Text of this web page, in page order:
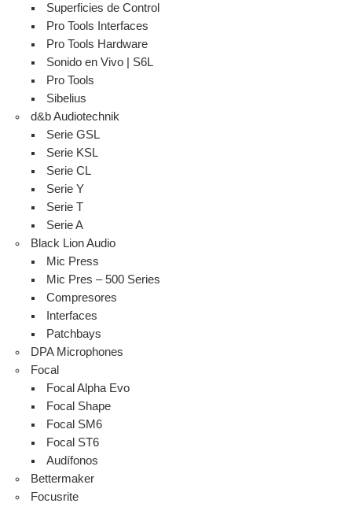
Superficies de Control
Pro Tools Interfaces
Pro Tools Hardware
Sonido en Vivo | S6L
Pro Tools
Sibelius
d&b Audiotechnik
Serie GSL
Serie KSL
Serie CL
Serie Y
Serie T
Serie A
Black Lion Audio
Mic Press
Mic Pres – 500 Series
Compresores
Interfaces
Patchbays
DPA Microphones
Focal
Focal Alpha Evo
Focal Shape
Focal SM6
Focal ST6
Audífonos
Bettermaker
Focusrite